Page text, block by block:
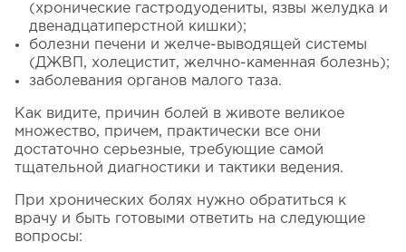
(хронические гастродуодениты, язвы желудка и
двенадцатиперстной кишки);
болезни печени и желче-выводящей системы
(ДЖВП, холецистит, желчно-каменная болезнь);
заболевания органов малого таза.
Как видите, причин болей в животе великое
множество, причем, практически все они
достаточно серьезные, требующие самой
тщательной диагностики и тактики ведения.
При хронических болях нужно обратиться к
врачу и быть готовыми ответить на следующие
вопросы: